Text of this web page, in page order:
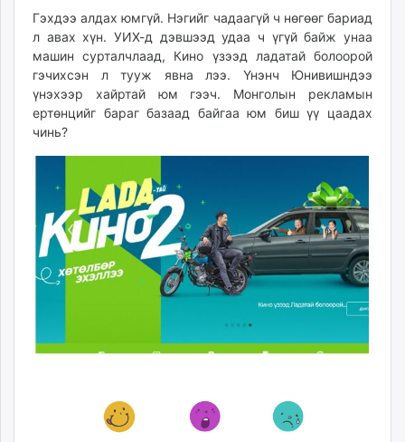
mminfo.mn
ugluu.mn
urlag.mn
unen.mn
asu.mn
shudarga.mn
isee.mn
mglradio.com
fact.mn
itoim.mn
tumen.mn
tvmongolia.mn
Гэхдээ алдах юмгүй. Нэгийг чадаагүй ч нөгөөг бариад
л авах хүн. УИХ-д дэвшээд удаа ч үгүй байж унаа
машин сурталчлаад, Кино үзээд ладатай болоорой
гэчихсэн л тууж явна лээ. Үнэнч Юнивишндээ
үнэхээр хайртай юм гээч. Монголын рекламын
ертөнцийг бараг базаад байгаа юм биш үү цаадах
чинь?